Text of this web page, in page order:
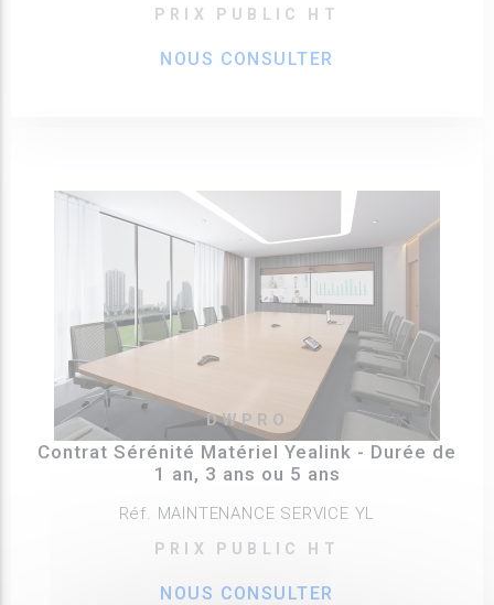
PRIX PUBLIC HT
NOUS CONSULTER
DWPRO
Contrat Sérénité Matériel Yealink - Durée de
1 an, 3 ans ou 5 ans
Réf. MAINTENANCE SERVICE YL
PRIX PUBLIC HT
NOUS CONSULTER